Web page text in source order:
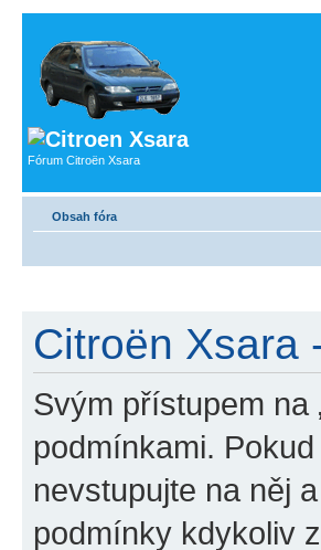
Fórum Citroën Xsara
Obsah fóra
Citroën Xsara
Svým přístupem na
podmínkami.
nevstupujte na něj
podmínky kdykoliv